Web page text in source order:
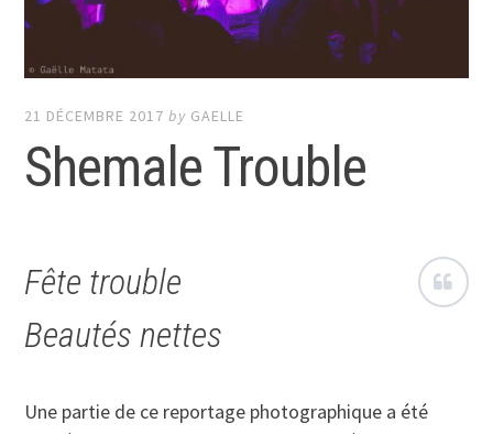
21 DÉCEMBRE 2017 by GAELLE
Shemale Trouble
Fête trouble
Beautés nettes
Une partie de ce reportage photographique a été